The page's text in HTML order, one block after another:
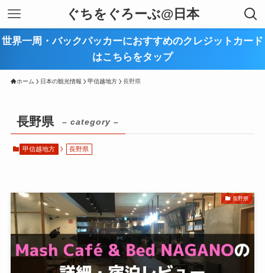
ぐちをぐろーぶ@日本
世界一周・バックパッカーにおすすめのクレジットカード
はこちらをタップ
ホーム 日本の観光情報 甲信越地方 長野県
長野県 – category –
甲信越地方 長野県
長野県